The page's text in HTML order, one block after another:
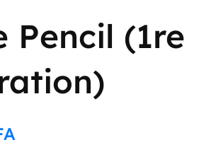
Pencil (1re